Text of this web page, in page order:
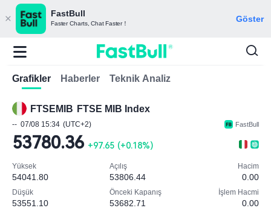
FastBull
Faster Charts, Chat Faster！ Göster
Grafikler Haberler Teknik Analiz
FTSEMIB FTSE MIB Index
-- 07/08 15:34 (UTC+2) FastBull
53780.36 +97.65 (+0.18%)
Yüksek
54041.80
Düşük
53551.10
Açılış
53806.44
Önceki Kapanış
53682.71
Hacim
0.00
İşlem Hacmi
0.00